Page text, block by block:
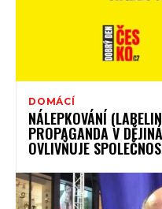
DOMÁCÍ
NÁLEPKOVÁNÍ
PROPAGANDA V
OVLIVŇUJE